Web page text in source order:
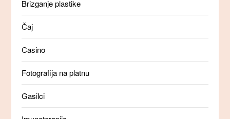
Brizganje plastike
Čaj
Casino
Fotografija na platnu
Gasilci